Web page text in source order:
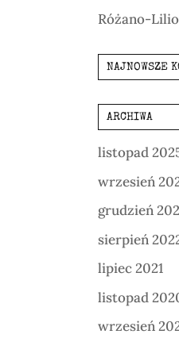
Różano-
NAJNOWSZE
ARCHIWA
listopad
wrzesień
grudzień
sierpień
lipiec 2021
listopad
wrzesień